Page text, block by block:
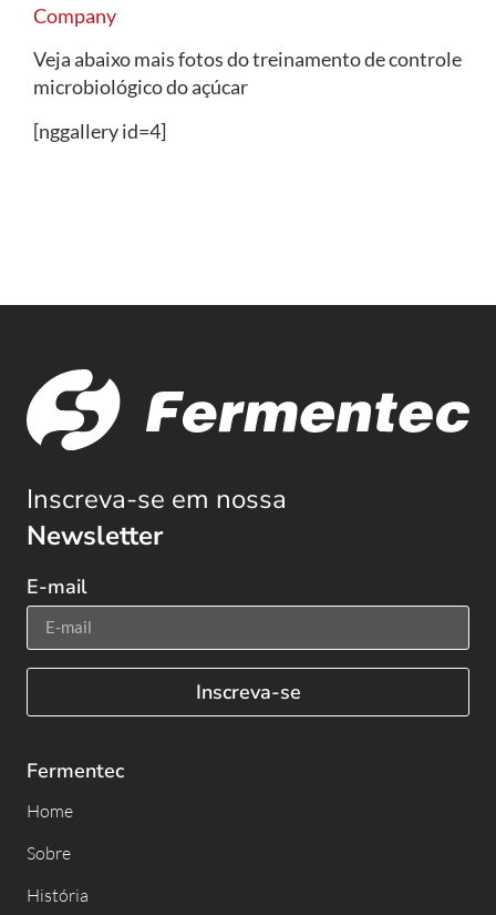
Company
Veja abaixo mais fotos do treinamento de controle
microbiológico do açúcar
[nggallery id=4]
Inscreva-se em nossa
Newsletter
E-mail
Inscreva-se
Fermentec
Home
Sobre
História